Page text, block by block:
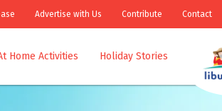
Advertise with Us Contribute Contact
Home Activities Holiday Stories